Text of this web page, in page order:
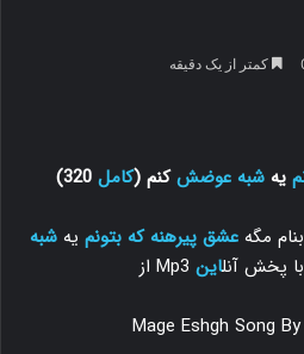
کمتر از یک دقیقه
یهشبه عوضشکنم (کامل 320)
بنام مگهعشق پیرهنه که بتونم یهشبه
پخش آنلاین
Mage Eshgh Song By